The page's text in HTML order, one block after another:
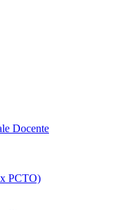
Docente
PCTO)